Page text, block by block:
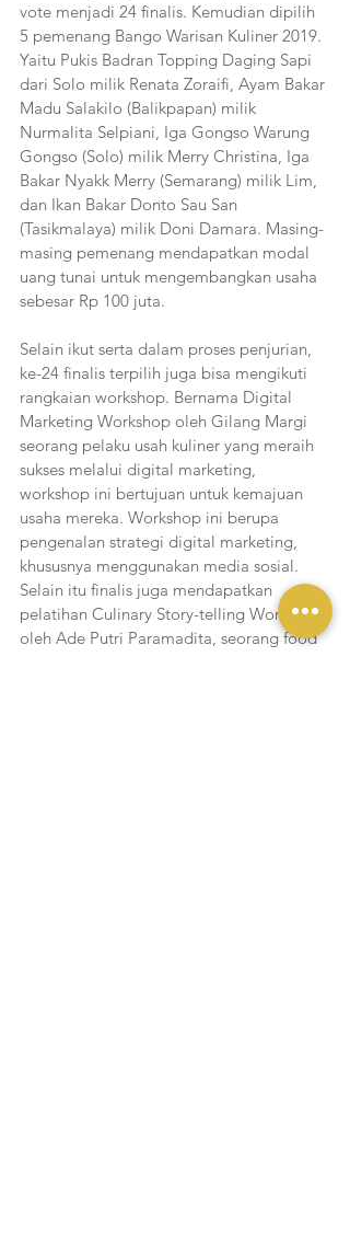
vote menjadi 24 finalis. Kemudian dipilih
5 pemenang Bango Warisan Kuliner 2019.
Yaitu Pukis Badran Topping Daging Sapi
dari Solo milik Renata Zoraifi, Ayam Bakar
Madu Salakilo (Balikpapan) milik
Nurmalita Selpiani, Iga Gongso Warung
Gongso (Solo) milik Merry Christina, Iga
Bakar Nyakk Merry (Semarang) milik Lim,
dan Ikan Bakar Donto Sau San
(Tasikmalaya) milik Doni Damara. Masing-
masing pemenang mendapatkan modal
uang tunai untuk mengembangkan usaha
sebesar Rp 100 juta.
Selain ikut serta dalam proses penjurian,
ke-24 finalis terpilih juga bisa mengikuti
rangkaian workshop. Bernama Digital
Marketing Workshop oleh Gilang Margi
seorang pelaku usah kuliner yang meraih
sukses melalui digital marketing,
workshop ini bertujuan untuk kemajuan
usaha mereka. Workshop ini berupa
pengenalan strategi digital marketing,
khususnya menggunakan media sosial.
Selain itu finalis juga mendapatkan
pelatihan Culinary Story-telling Workshop
oleh Ade Putri Paramadita, seorang food